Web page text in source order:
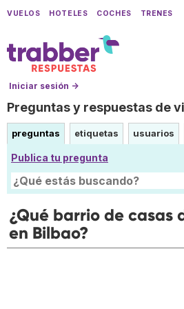
VUELOS HOTELES COCHES TRENES
Iniciar sesión →
Preguntas y respuestas de
preguntas etiquetas usuarios
Publica tu pregunta
¿Qué barrio de casas
en Bilbao?